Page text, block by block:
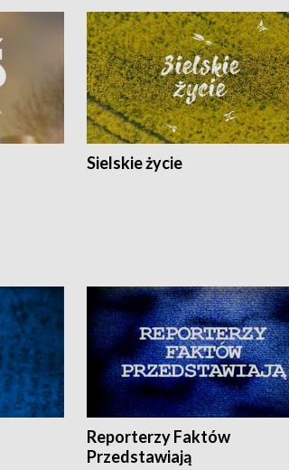
Sielskie życie
Reporterzy Faktów
Przedstawiają